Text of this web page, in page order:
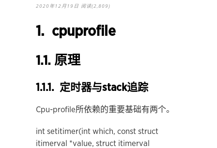
2020年12月19日 阅读(2,809)
1. cpuprofile
1.1. 原理
1.1.1. 定时器与stack追踪
Cpu-profile所依赖的重要基础有两个。
int setitimer(int which, const struct
itimerval *value, struct itimerval